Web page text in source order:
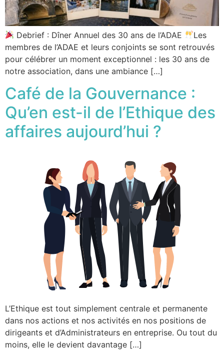
Debrief : Dîner Annuel des 30 ans de l’ADAE
Les
membres de l’ADAE et leurs conjoints se sont retrouvés
pour célébrer un moment exceptionnel : les 30 ans de
notre association, dans une ambiance […]
Café de la Gouvernance :
Qu’en est-il de l’Ethique des
affaires aujourd’hui ?
L’Ethique est tout simplement centrale et permanente
dans nos actions et nos activités en nos positions de
dirigeants et d’Administrateurs en entreprise. Ou tout du
moins, elle le devient davantage […]